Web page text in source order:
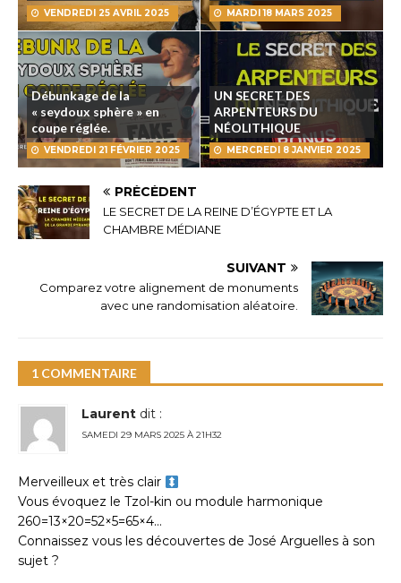
VENDREDI 25 AVRIL 2025 MARDI 18 MARS 2025
Débunkage de la
« seydoux sphère » en
coupe réglée.
VENDREDI 21 FÉVRIER 2025
UN SECRET DES
ARPENTEURS DU
NÉOLITHIQUE
MERCREDI 8 JANVIER 2025
PRÉCÉDENT
LE SECRET DE LA REINE D’ÉGYPTE ET LA
CHAMBRE MÉDIANE
SUIVANT
Comparez votre alignement de monuments
avec une randomisation aléatoire.
1 COMMENTAIRE
Laurent dit :
SAMEDI 29 MARS 2025 À 21H32
Merveilleux et très clair ‍
Vous évoquez le Tzol-kin ou module harmonique
260=13×20=52×5=65×4…
Connaissez vous les découvertes de José Arguelles à son
sujet ?